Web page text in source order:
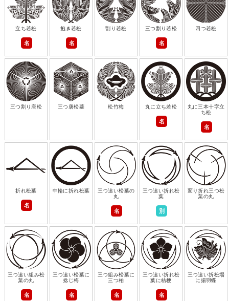
立ち若松
名
抱き若松
名
割り若松 三つ割り若松
名
四つ若松
三つ割り唐松 三つ唐松菱 松竹梅 丸に立ち若松
名
丸に三本十字立
ち松
名
折れ松葉
名
中輪に折れ松葉
三つ追い松葉の
丸
名
三つ追い折れ松
葉
別
変り折れ三つ松
葉の丸
三つ追い組み松
葉の丸
名
三つ追い松葉に
捻じ梅
名
三つ組み松葉に
三つ柏
名
三つ追い折れ松
葉に桔梗
名
三つ追い折松場
に揚羽蝶